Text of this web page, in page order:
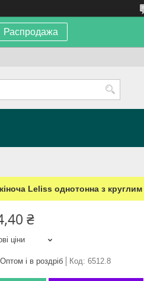
Распродажа
Leliss однотонна з
₴
ціни
Оптом і в роздріб Код: 6512.8